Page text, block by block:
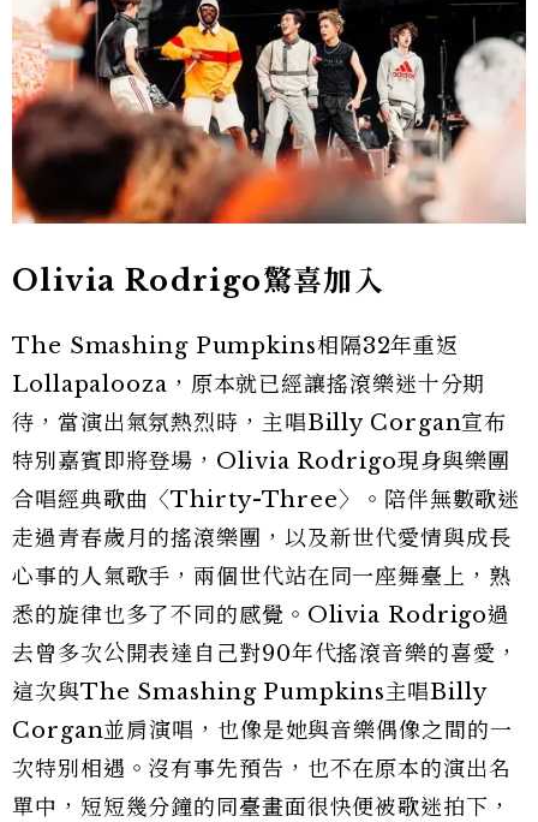
Olivia Rodrigo驚喜加入
The Smashing Pumpkins相隔32年重返
Lollapalooza，原本就已經讓搖滾樂迷十分期
待，當演出氣氛熱烈時，主唱Billy Corgan宣布
特別嘉賓即將登場，Olivia Rodrigo現身與樂團
合唱經典歌曲〈Thirty-Three〉。陪伴無數歌迷
走過青春歲月的搖滾樂團，以及新世代愛情與成長
心事的人氣歌手，兩個世代站在同一座舞臺上，熟
悉的旋律也多了不同的感覺。Olivia Rodrigo過
去曾多次公開表達自己對90年代搖滾音樂的喜愛，
這次與The Smashing Pumpkins主唱Billy
Corgan並肩演唱，也像是她與音樂偶像之間的一
次特別相遇。沒有事先預告，也不在原本的演出名
單中，短短幾分鐘的同臺畫面很快便被歌迷拍下，